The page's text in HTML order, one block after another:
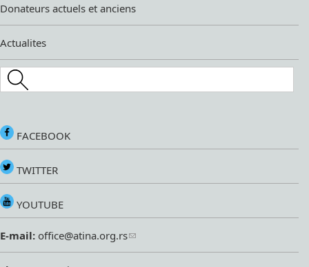
Donateurs actuels et anciens
Actualites
Search this site
FACEBOOK
TWITTER
YOUTUBE
E-mail: office@atina.org.rs